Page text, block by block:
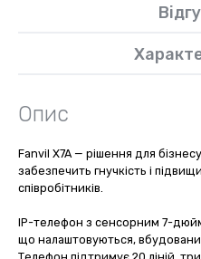
Опис
Fanvil X7A — рішення для
забезпечить гнучкість і
співробітників.
IP-телефон з сенсорним 7-
що налаштовуються,